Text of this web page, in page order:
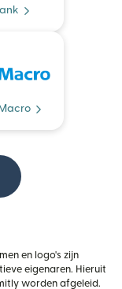
en logo's zijn
eigenaren. Hieruit
worden afgeleid.